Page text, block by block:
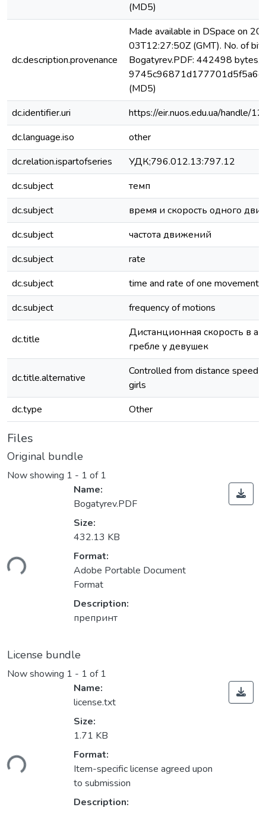
(MD5)
dc.description.provenance
Made available in DSpace on
03T12:27:50Z (GMT). No. of
Bogatyrev.PDF: 442498 bytes,
(MD5)
dc.identifier.uri
https://eir.nuos.edu.ua/handle/
dc.language.iso
other
dc.relation.ispartofseries
УДК;796.012.13:797.12
dc.subject
темп
dc.subject
время и скорость одного
dc.subject
частота движений
dc.subject
rate
dc.subject
time and rate of one movement
dc.subject
frequency of motions
dc.title
Дистанционная скорость в
гребле у девушек
dc.title.alternative
Controlled from distance speed
girls
dc.type
Other
Files
Original bundle
Now showing 1 - 1 of 1
Name:
Bogatyrev.PDF
Size:
432.13 KB
Format:
Adobe Portable Document
Format
Description:
препринт
License bundle
Now showing 1 - 1 of 1
Name:
license.txt
Size:
1.71 KB
Format:
Item-specific license agreed upon
to submission
Description: